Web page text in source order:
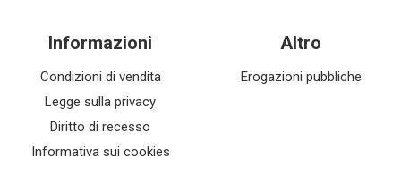
Informazioni
Condizioni di vendita
Legge sulla privacy
Diritto di recesso
Informativa sui cookies
Altro
Erogazioni pubbliche